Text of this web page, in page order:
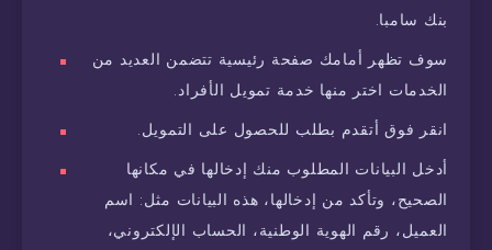
بنك سامبا.
سوف تظهر أمامك صفحة رئيسية تتضمن العديد من
الخدمات اختر منها خدمة تمويل الأفراد.
انقر فوق أتقدم بطلب للحصول على التمويل.
أدخل البيانات المطلوب منك إدخالها في مكانها
الصحيح، وتأكد من إدخالها، هذه البيانات مثل: اسم
العميل، رقم الهوية الوطنية، الحساب الإلكتروني،